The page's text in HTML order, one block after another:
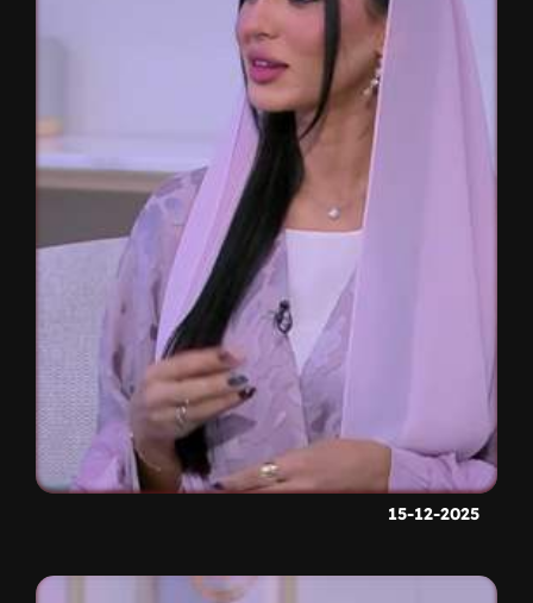
15-12-2025